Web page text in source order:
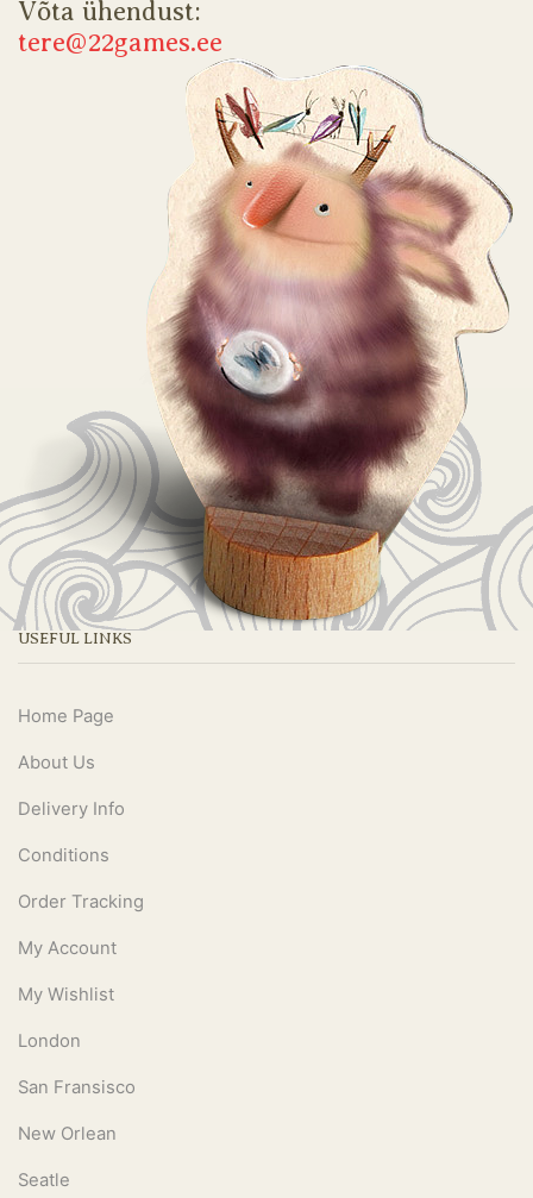
Võta ühendust:
tere@22games.ee
USEFUL LINKS
Home Page
About Us
Delivery Info
Conditions
Order Tracking
My Account
My Wishlist
London
San Fransisco
New Orlean
Seatle